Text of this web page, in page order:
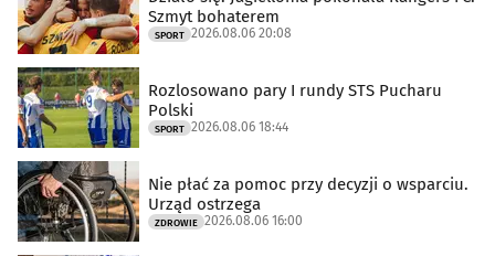
Szmyt bohaterem
SPORT 2026.08.06 20:08
Rozlosowano pary I rundy STS Pucharu
Polski
SPORT 2026.08.06 18:44
Nie płać za pomoc przy decyzji o wsparciu.
Urząd ostrzega
ZDROWIE 2026.08.06 16:00